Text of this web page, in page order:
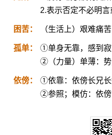
2.表示否定不必明言
困苦： （生活上）艰难痛
孤单：
①单身无靠，感到
②（力量）单薄：势
依傍：
①依靠：依傍长兄长
②参照；模仿：依傍